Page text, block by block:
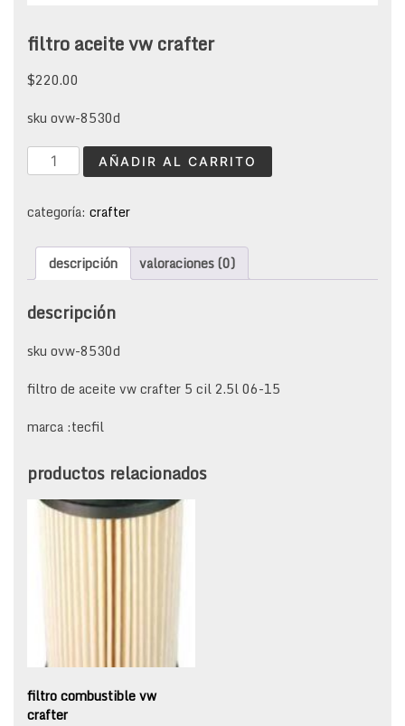
filtro aceite vw crafter
$220.00
sku ovw-8530d
filtro
aceite
crafter
AÑADIR AL CARRITO
categoría: crafter
descripción valoraciones (0)
descripción
sku ovw-8530d
filtro de aceite vw crafter 5 cil 2.5l 06-15
marca :tecfil
productos relacionados
filtro combustible vw
crafter